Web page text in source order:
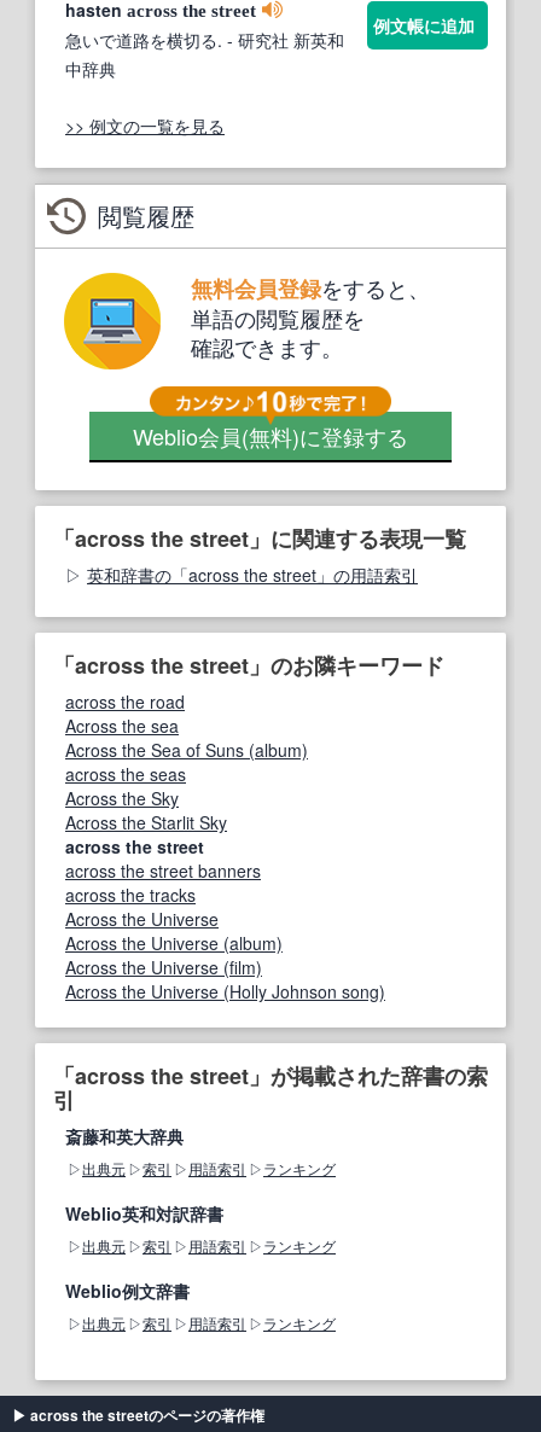
hasten across the street
急いで道路を横切る. - 研究社 新英和
中辞典
例文帳に追加
>> 例文の一覧を見る
閲覧履歴
無料会員登録をすると、
単語の閲覧履歴を
確認できます。
Weblio会員(無料)に登録する
「across the street」に関連する表現一覧
英和辞書の「across the street」の用語索引
「across the street」のお隣キーワード
across the road
Across the sea
Across the Sea of Suns (album)
across the seas
Across the Sky
Across the Starlit Sky
across the street
across the street banners
across the tracks
Across the Universe
Across the Universe (album)
Across the Universe (film)
Across the Universe (Holly Johnson song)
「across the street」が掲載された辞書の索
引
斎藤和英大辞典
出典元 索引 用語索引 ランキング
Weblio英和対訳辞書
出典元 索引 用語索引 ランキング
Weblio例文辞書
出典元 索引 用語索引 ランキング
across the streetのページの著作権